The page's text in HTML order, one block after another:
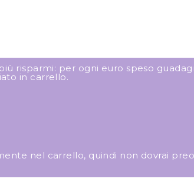
risparmi: per ogni euro speso
in carrello.
nel carrello, quindi non dovrai